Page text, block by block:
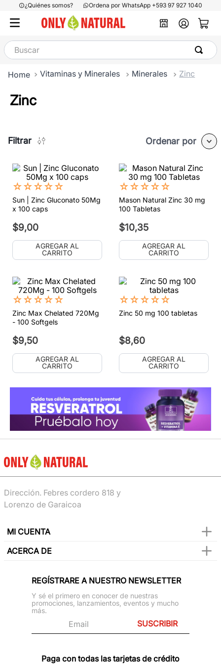
¿Quiénes somos? Ordena por WhatsApp +593 97 927 1040
Buscar
Vitaminas y Minerales Minerales Zinc
Zinc
Filtrar Ordenar por
☆☆☆☆☆
Sun | Zinc Gluconato 50Mg
x 100 caps
$9,00
AGREGAR AL
CARRITO
☆☆☆☆☆
Mason Natural Zinc 30 mg
100 Tabletas
$10,35
AGREGAR AL
CARRITO
☆☆☆☆☆
Zinc Max Chelated 720Mg
- 100 Softgels
$9,50
AGREGAR AL
CARRITO
☆☆☆☆☆
Zinc 50 mg 100 tabletas
$8,60
AGREGAR AL
CARRITO
Dirección. Febres cordero 818 y
Lorenzo de Garaicoa
MI CUENTA
ACERCA DE
REGÍSTRARE A NUESTRO NEWSLETTER
Y sé el primero en conocer de nuestras
promociones, lanzamientos, eventos y mucho
más.
SUSCRIBIR
Paga con todas las tarjetas de crédito